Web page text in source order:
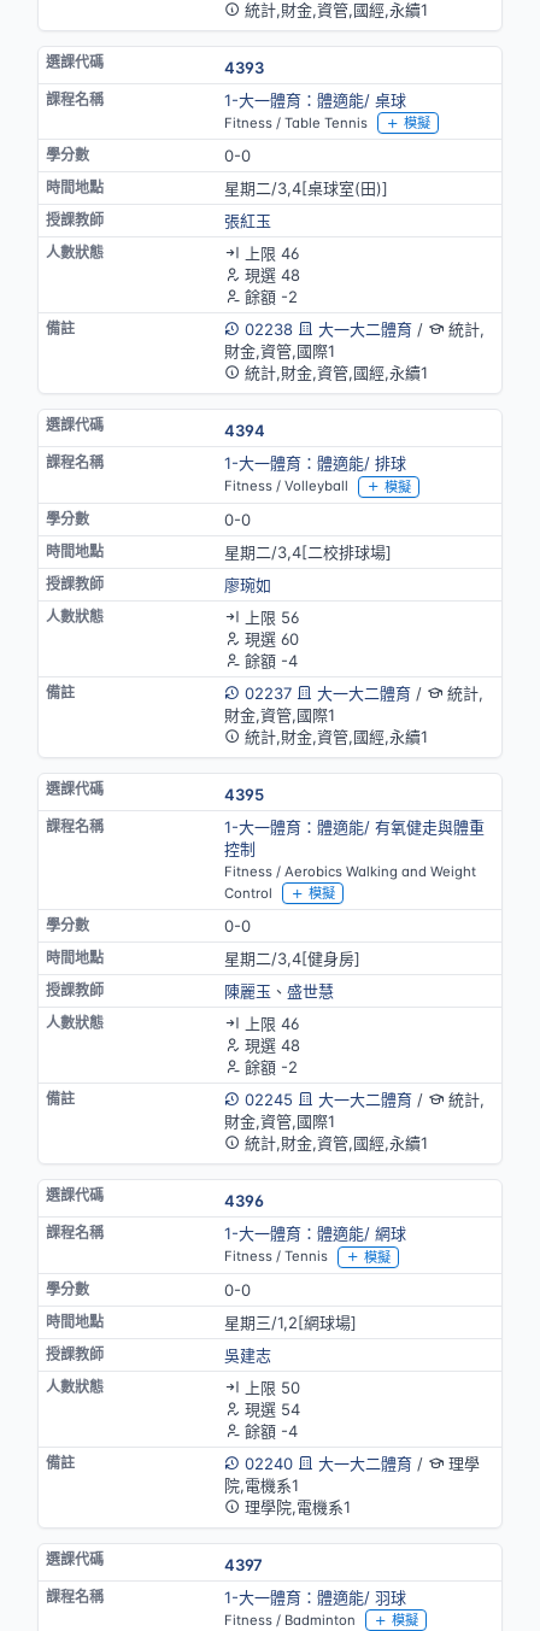
統計,財金,資管,國經,永續1
4393
1-大一體育：體適能/ 桌球
Fitness / Table Tennis 模擬
0-0
星期二/3,4[桌球室(田)]
張紅玉
上限 46
現選 48
餘額 -2
02238
大一大二體育/
統計,
財金,資管,國際1
統計,財金,資管,國經,永續1
4394
1-大一體育：體適能/ 排球
Fitness / Volleyball 模擬
0-0
星期二/3,4[二校排球場]
廖琬如
上限 56
現選 60
餘額 -4
02237
大一大二體育/
統計,
財金,資管,國際1
統計,財金,資管,國經,永續1
4395
1-大一體育：體適能/ 有氧健走與體重
控制
Fitness / Aerobics Walking and Weight
Control
模擬
0-0
星期二/3,4[健身房]
陳麗玉 、 盛世慧
上限 46
現選 48
餘額 -2
02245
大一大二體育/
統計,
財金,資管,國際1
統計,財金,資管,國經,永續1
4396
1-大一體育：體適能/ 網球
Fitness / Tennis 模擬
0-0
星期三/1,2[網球場]
吳建志
上限 50
現選 54
餘額 -4
02240
大一大二體育/
理學
院,電機系1
理學院,電機系1
4397
1-大一體育：體適能/ 羽球
Fitness / Badminton 模擬